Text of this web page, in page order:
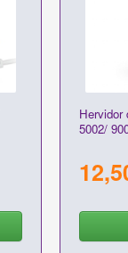
Hervidor
5002/